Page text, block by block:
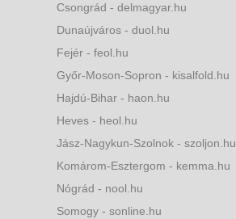
Csongrád - delmagyar.hu
Dunaújváros - duol.hu
Fejér - feol.hu
Győr-Moson-Sopron - kisalfold.hu
Hajdú-Bihar - haon.hu
Heves - heol.hu
Jász-Nagykun-Szolnok - szoljon.hu
Komárom-Esztergom - kemma.hu
Nógrád - nool.hu
Somogy - sonline.hu